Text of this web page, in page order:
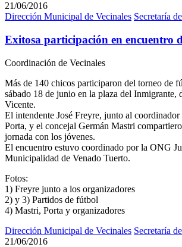
21/06/2016
Dirección Municipal de Vecinales Secretaría
Exitosa participación en encuentro
Coordinación de Vecinales
Más de 140 chicos participaron del torneo de
sábado 18 de junio en la plaza del Inmigrante,
Vicente.
El intendente José Freyre, junto al
Porta, y el concejal Germán Mastri
jornada con los jóvenes.
El encuentro estuvo coordinado por la ONG
Municipalidad de Venado Tuerto.
Fotos:
1) Freyre junto a los organizadores
2) y 3) Partidos de fútbol
4) Mastri, Porta y organizadores
Dirección Municipal de Vecinales Secretaría
21/06/2016